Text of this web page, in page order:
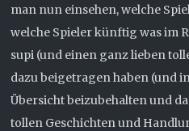
man nun einsehen, welche
welche Spieler künftig was im
supi (und einen ganz lieben
dazu beigetragen haben (und
Übersicht beizubehalten und
tollen Geschichten und